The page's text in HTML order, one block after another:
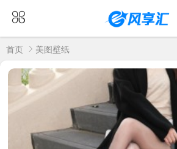
首页 美图壁纸